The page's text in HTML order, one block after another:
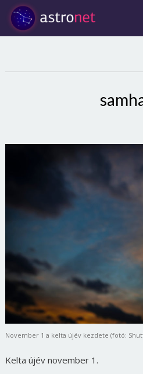
November 1 a kelta újév kezdete (fotó:
Kelta újév november 1.